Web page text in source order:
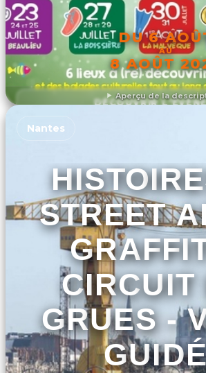
Aperçu de la
DU 6
AU
8 AOÛT
DÉCOUVRIR
Nantes
STREET
CIRCUIT
GRUES -